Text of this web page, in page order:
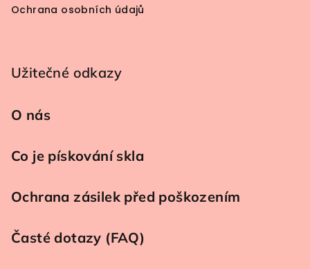
Ochrana osobních údajů
Užitečné odkazy
O nás
Co je pískování skla
Ochrana zásilek před poškozením
Časté dotazy (FAQ)